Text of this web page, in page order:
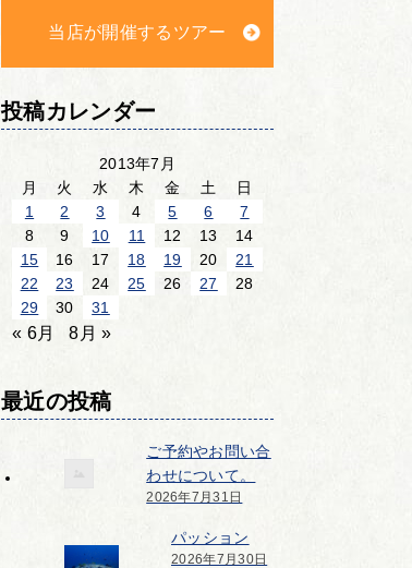
当店が開催するツアー
投稿カレンダー
2013年7月
月
火 水 木 金 土
日
1
2 3 4 5 6
7
8
9 10 11 12 13
14
15
16 17 18 19 20
21
22
23 24 25 26 27
28
29
30 31
« 6月 8月 »
最近の投稿
ご予約やお問い合
わせについて。
2026年7月31日
パッション
2026年7月30日